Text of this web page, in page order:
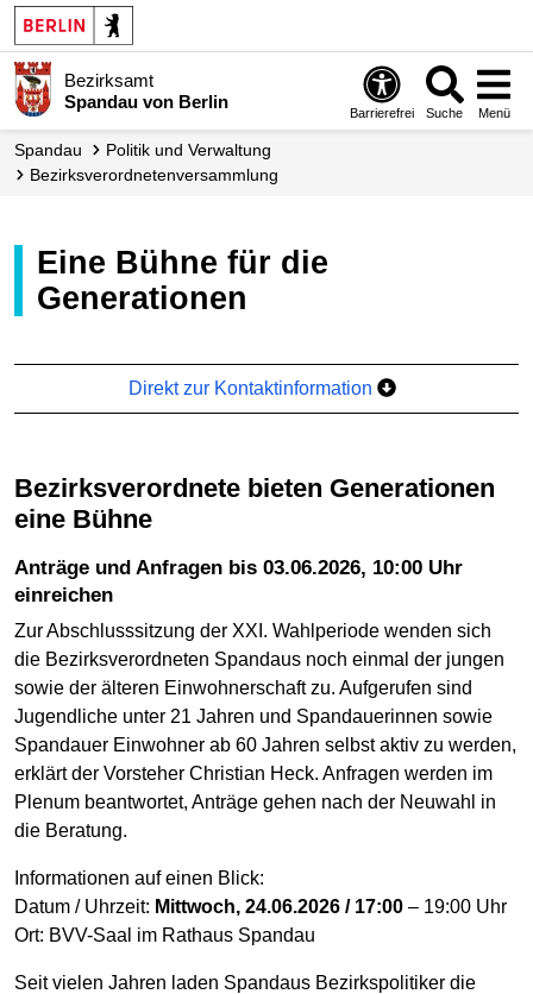
Bezirksamt
Spandau von Berlin
Barrierefrei Suche Menü
Spandau
Politik und Verwaltung
Bezirks­verordneten­versammlung
Eine Bühne für die
Generationen
Direkt zur Kontaktinformation
Bezirksverordnete bieten Generationen
eine Bühne
Anträge und Anfragen bis 03.06.2026, 10:00 Uhr
einreichen
Zur Abschlusssitzung der XXI. Wahlperiode wenden sich
die Bezirksverordneten Spandaus noch einmal der jungen
sowie der älteren Einwohnerschaft zu. Aufgerufen sind
Jugendliche unter 21 Jahren und Spandauerinnen sowie
Spandauer Einwohner ab 60 Jahren selbst aktiv zu werden,
erklärt der Vorsteher Christian Heck. Anfragen werden im
Plenum beantwortet, Anträge gehen nach der Neuwahl in
die Beratung.
Informationen auf einen Blick:
Datum / Uhrzeit: Mittwoch, 24.06.2026 / 17:00 – 19:00 Uhr
Ort: BVV-Saal im Rathaus Spandau
Seit vielen Jahren laden Spandaus Bezirkspolitiker die